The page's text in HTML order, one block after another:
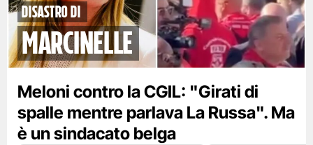
disastro di
marcinelle
Meloni contro la CGIL: "Girati di
spalle mentre parlava La Russa". Ma
è un sindacato belga